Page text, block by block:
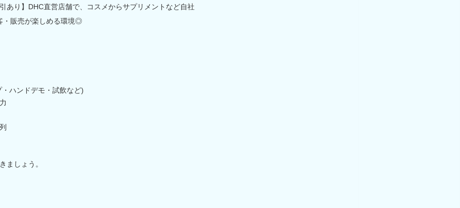
あり】DHC直営店舗で、コスメからサプリメントなど自社
・販売が楽しめる環境◎
ハンドデモ・試飲など)
ましょう。